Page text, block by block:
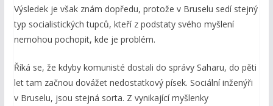
Výsledek je však znám dopředu, protože v Bruselu sedí stejný
typ socialistických tupců, kteří z podstaty svého myšlení
nemohou pochopit, kde je problém.
Říká se, že kdyby komunisté dostali do správy Saharu, do pěti
let tam začnou dovážet nedostatkový písek. Sociální inženýři
v Bruselu, jsou stejná sorta. Z vynikající myšlenky